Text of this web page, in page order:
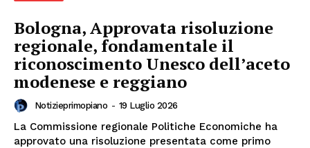
Bologna, Approvata risoluzione
regionale, fondamentale il
riconoscimento Unesco dell’aceto
modenese e reggiano
Notizieprimopiano - 19 Luglio 2026
La Commissione regionale Politiche Economiche ha
approvato una risoluzione presentata come primo